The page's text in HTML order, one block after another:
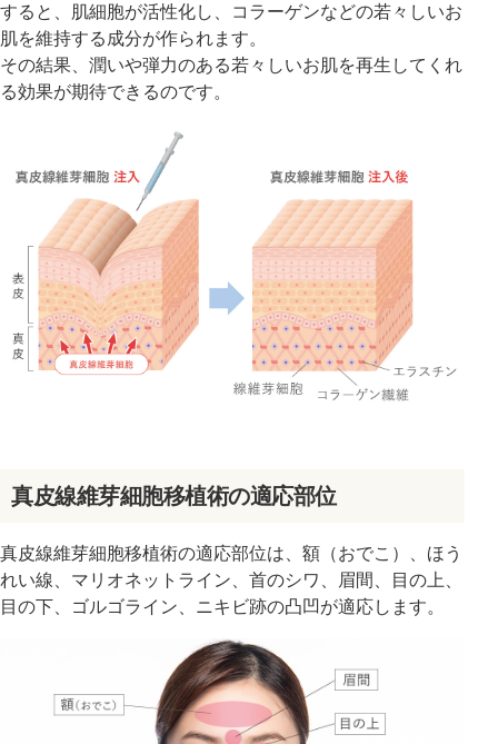
すると、肌細胞が活性化し、コラーゲンなどの若々しいお
肌を維持する成分が作られます。
その結果、潤いや弾力のある若々しいお肌を再生してくれ
る効果が期待できるのです。
真皮線維芽細胞移植術の適応部位
真皮線維芽細胞移植術の適応部位は、額（おでこ）、ほう
れい線、マリオネットライン、首のシワ、眉間、目の上、
目の下、ゴルゴライン、ニキビ跡の凸凹が適応します。